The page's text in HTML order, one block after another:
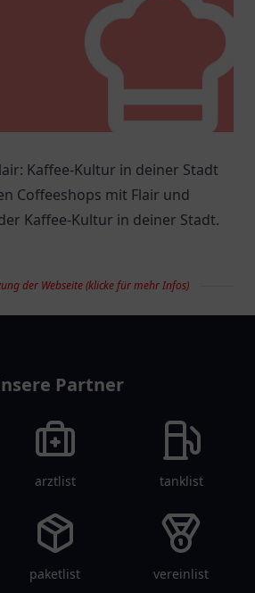
Kaffee-Kultur in deiner Stadt
Coffeeshops mit Flair und
Kaffee-Kultur in deiner Stadt.
der Webseite (klicke für mehr Infos)
Partner
arztlist tanklist
paketlist vereinlist